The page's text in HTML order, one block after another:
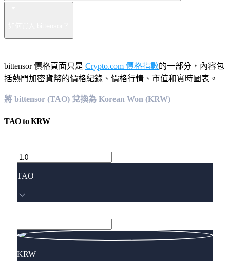
bittensor 價格頁面只是 Crypto.com 價格指數的一部分，內容包
括熱門加密貨幣的價格紀錄、價格行情、市值和實時圖表。
將 bittensor (TAO) 兌換為 Korean Won (KRW)
TAOtoKRW
TAO
KRW